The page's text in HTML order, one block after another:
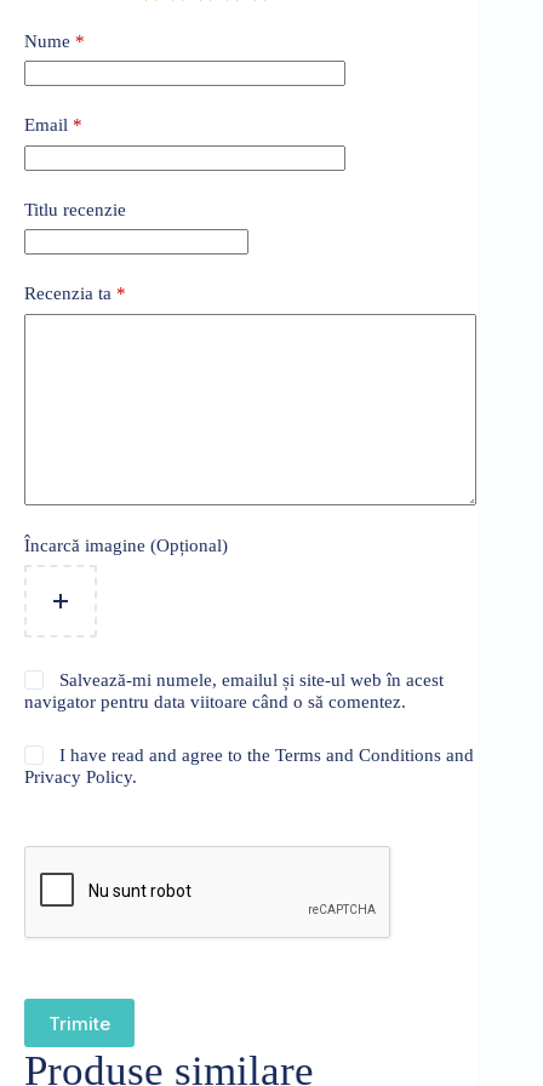
Nume *
Email *
Titlu recenzie
Recenzia ta *
Încarcă imagine (Opțional)
Salvează-mi numele, emailul și site-ul web în acest
navigator pentru data viitoare când o să comentez.
I have read and agree to the Terms and Conditions and
Privacy Policy.
Trimite
Produse similare